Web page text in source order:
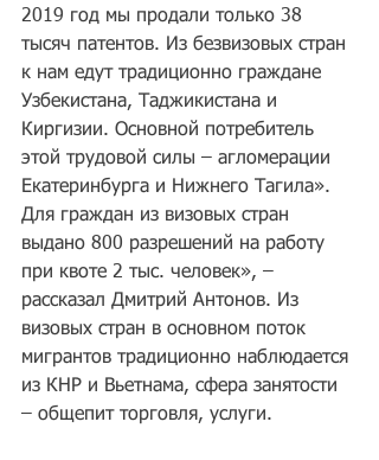
2019 год мы продали только 38
тысяч патентов. Из безвизовых стран
к нам едут традиционно граждане
Узбекистана, Таджикистана и
Киргизии. Основной потребитель
этой трудовой силы – агломерации
Екатеринбурга и Нижнего Тагила».
Для граждан из визовых стран
выдано 800 разрешений на работу
при квоте 2 тыс. человек», –
рассказал Дмитрий Антонов. Из
визовых стран в основном поток
мигрантов традиционно наблюдается
из КНР и Вьетнама, сфера занятости
– общепит торговля, услуги.